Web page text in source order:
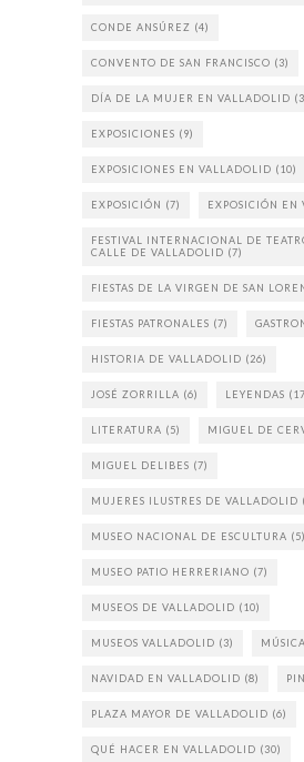
CONDE ANSÚREZ (4)
CONVENTO DE SAN FRANCISCO (3)
DÍA DE LA MUJER EN VALLADOLID
EXPOSICIONES (9)
EXPOSICIONES EN VALLADOLID (10)
EXPOSICIÓN (7) EXPOSICIÓN EN
FESTIVAL INTERNACIONAL DE
CALLE DE VALLADOLID (7)
FIESTAS DE LA VIRGEN DE SAN
FIESTAS PATRONALES (7)
HISTORIA DE VALLADOLID (26)
JOSÉ ZORRILLA (6) LEYENDAS
LITERATURA (5) MIGUEL DE
MIGUEL DELIBES (7)
MUJERES ILUSTRES DE VALLADOLID
MUSEO NACIONAL DE ESCULTURA (5)
MUSEO PATIO HERRERIANO (7)
MUSEOS DE VALLADOLID (10)
MUSEOS VALLADOLID (3) MÚSICA
NAVIDAD EN VALLADOLID (8)
PLAZA MAYOR DE VALLADOLID (6)
QUÉ HACER EN VALLADOLID (30)